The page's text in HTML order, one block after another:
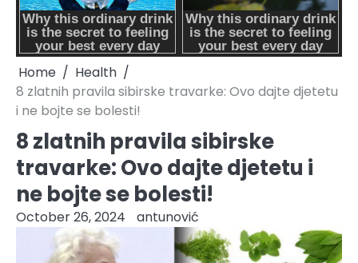
Home
Health
8 zlatnih pravila sibirske travarke: Ovo dajte djetetu
i ne bojte se bolesti!
8 zlatnih pravila sibirske
travarke: Ovo dajte djetetu i
ne bojte se bolesti!
October 26, 2024 antunović